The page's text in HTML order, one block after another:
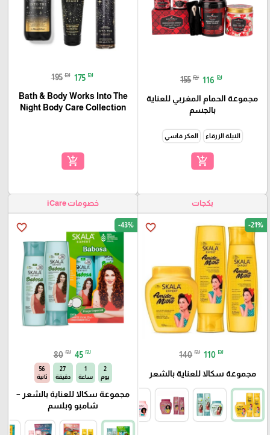
155 ₪ 116 ₪
مجموعة الحمام المغربي للعناية
بالجسم
النيلة الزرقاء العكر فاسي
add_shopping_cart
195 ₪ 175 ₪
Bath & Body Works Into The
Night Body Care Collection
add_shopping_cart
بكجات
favorite_border -21%
140 ₪ 110 ₪
مجموعة سكالا للعناية بالشعر
خصومات iCare
favorite_border -43%
80 ₪ 45 ₪
2
يوم
1
ساعة
27
دقيقة
55
ثانية
مجموعة سكالا للعناية بالشعر –
شامبو وبلسم